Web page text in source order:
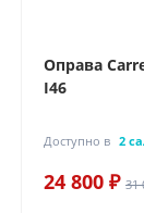
Оправа
I46
Доступно в 2
24 800 ₽ 31